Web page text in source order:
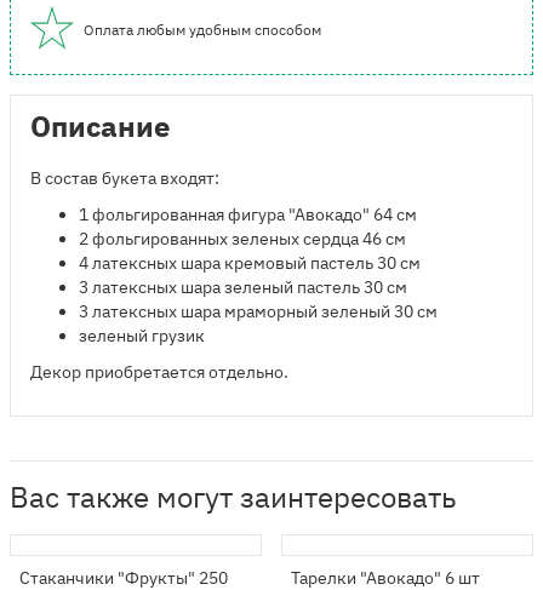
Оплата любым удобным способом
Описание
В состав букета входят:
1 фольгированная фигура "Авокадо" 64 см
2 фольгированных зеленых сердца 46 см​
4 латексных шара кремовый пастель 30 см
3 латексных шара зеленый пастель 30 см
3 латексных шара мраморный зеленый 30 см
зеленый грузик
Декор приобретается отдельно.
Вас также могут заинтересовать
Стаканчики "Фрукты" 250
Тарелки "Авокадо" 6 шт